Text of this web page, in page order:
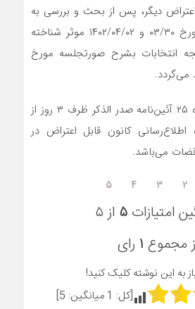
دیگر، پس از بحث و بررسی به
شرح صورتجلسات مورخ ۰۳/۳۰ و ١۴٠٢/٠۴/٠٢ موثر شناخته
انتخابات بشرح صورتجلسه مورخ
این تصمیم طبق ماده ۲۵ آئین‌نامه صدر الذکر ظرف ۳ روز از
اطلاع‌رسانی کانون قابل اعتراض در
قضات می‌باشد.
۲ ۳ ۴ ۵
امتیازات ۵ از ۵
مجموع ۱ رای
به این نوشته کلیک کنید!
[کل: 1 میانگین: 5
]